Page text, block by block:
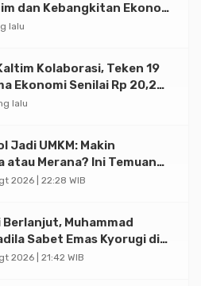
dan Kebangkitan Ekonomi
lalu
Kolaborasi, Teken 19
Ekonomi Senilai Rp 20,2
lalu
Jadi UMKM: Makin
atau Merana? Ini Temuan
2026 | 22:28 WIB
Berlanjut, Muhammad
Sabet Emas Kyorugi di
Indonesia Open
2026 | 21:42 WIB